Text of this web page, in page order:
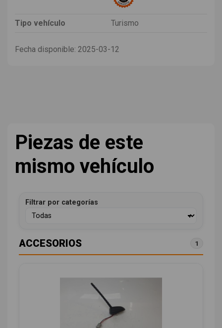
Tipo vehículo Turismo
Fecha disponible: 2025-03-12
Piezas de este
mismo vehículo
Filtrar por categorías
ACCESORIOS 1